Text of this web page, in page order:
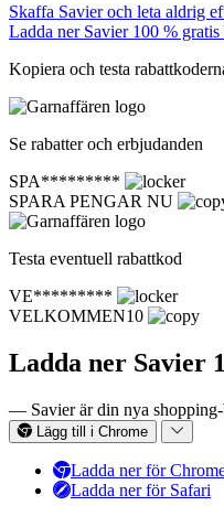
Skaffa Savier och leta aldrig
Ladda ner Savier 100 % gratis
Kopiera och testa
Se rabatter och erbjudanden
SPA*********
SPARA PENGAR NU
Testa eventuell rabattkod
VE*********
VELKOMMEN10
Ladda ner Savier
— Savier är din nya
Lägg till i Chrome
Ladda ner för
Ladda ner för Safari